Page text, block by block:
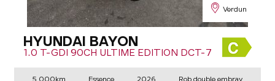
Verdun
HYUNDAI BAYON
1.0 T-GDI 90CH ULTIME EDITION DCT-7